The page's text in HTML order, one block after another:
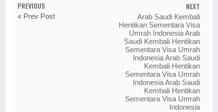
PREVIOUS
« Prev Post
NEXT
Arab Saudi Kembali
Hentikan Sementara Visa
Umrah Indonesia Arab
Saudi Kembali Hentikan
Sementara Visa Umrah
Indonesia Arab Saudi
Kembali Hentikan
Sementara Visa Umrah
Indonesia Arab Saudi
Kembali Hentikan
Sementara Visa Umrah
Indonesia